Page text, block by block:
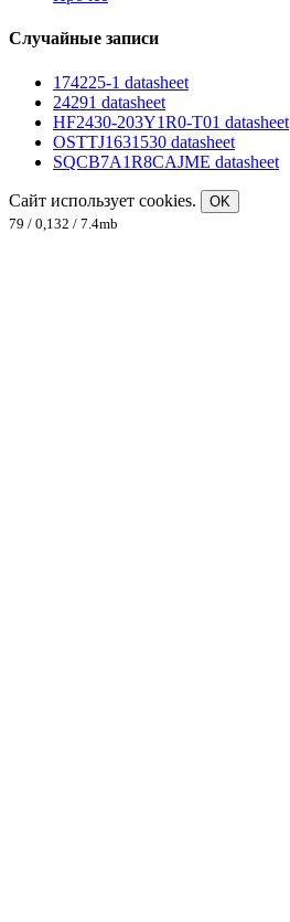
Случайные записи
174225-1 datasheet
24291 datasheet
HF2430-203Y1R0-T01 datasheet
OSTTJ1631530 datasheet
SQCB7A1R8CAJME datasheet
Сайт использует cookies.
OK
79 / 0,132 / 7.4mb